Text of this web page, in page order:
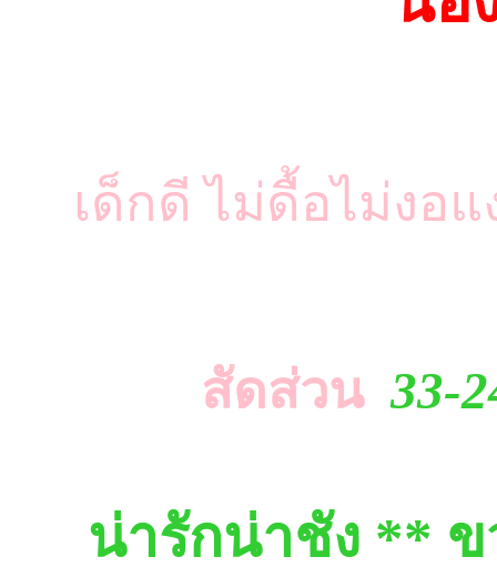
เด็กดี ไม่ดื้อไม่งอแ
สัดส่วน33-
น่ารักน่าชัง **